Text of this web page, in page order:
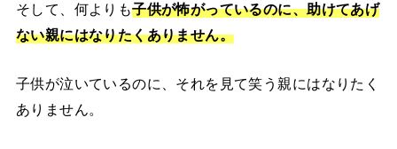
そして、何よりも子供が怖がっているのに、助けてあげ
ない親にはなりたくありません。
子供が泣いているのに、それを見て笑う親にはなりたく
ありません。